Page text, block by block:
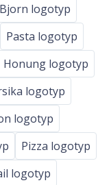
Bjorn logotyp
Pasta logotyp
Honung logotyp
logotyp
logotyp
Pizza logotyp
logotyp